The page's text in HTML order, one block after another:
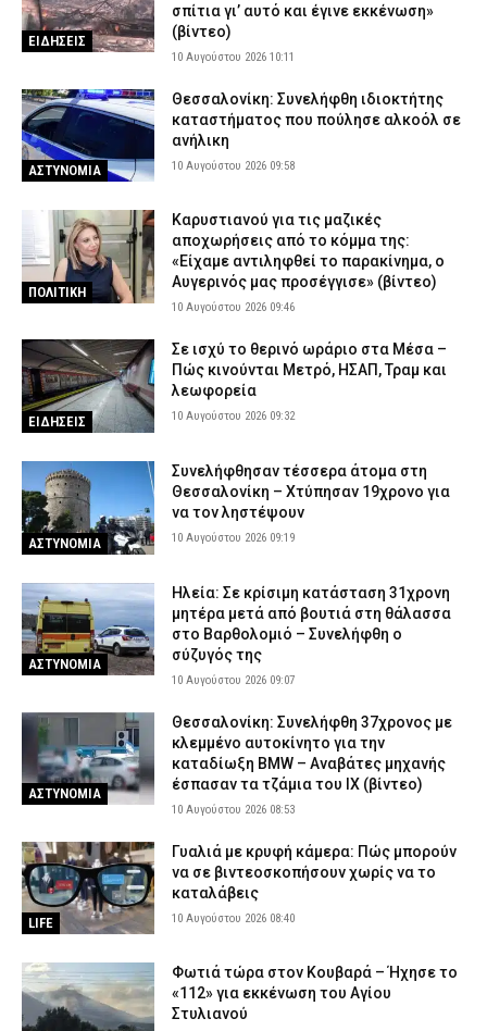
ΕΙΔΗΣΕΙΣ
σπίτια γι’ αυτό και έγινε εκκένωση»
(βίντεο)
10 Αυγούστου 2026 10:11
ΑΣΤΥΝΟΜΙΑ
Θεσσαλονίκη: Συνελήφθη ιδιοκτήτης
καταστήματος που πούλησε αλκοόλ σε
ανήλικη
10 Αυγούστου 2026 09:58
ΠΟΛΙΤΙΚΗ
Καρυστιανού για τις μαζικές
αποχωρήσεις από το κόμμα της:
«Είχαμε αντιληφθεί το παρακίνημα, ο
Αυγερινός μας προσέγγισε» (βίντεο)
10 Αυγούστου 2026 09:46
ΕΙΔΗΣΕΙΣ
Σε ισχύ το θερινό ωράριο στα Μέσα –
Πώς κινούνται Μετρό, ΗΣΑΠ, Τραμ και
λεωφορεία
10 Αυγούστου 2026 09:32
ΑΣΤΥΝΟΜΙΑ
Συνελήφθησαν τέσσερα άτομα στη
Θεσσαλονίκη – Χτύπησαν 19χρονο για
να τον ληστέψουν
10 Αυγούστου 2026 09:19
ΑΣΤΥΝΟΜΙΑ
Ηλεία: Σε κρίσιμη κατάσταση 31χρονη
μητέρα μετά από βουτιά στη θάλασσα
στο Βαρθολομιό – Συνελήφθη ο
σύζυγός της
10 Αυγούστου 2026 09:07
ΑΣΤΥΝΟΜΙΑ
Θεσσαλονίκη: Συνελήφθη 37χρονος με
κλεμμένο αυτοκίνητο για την
καταδίωξη BMW – Αναβάτες μηχανής
έσπασαν τα τζάμια του ΙΧ (βίντεο)
10 Αυγούστου 2026 08:53
LIFE
Γυαλιά με κρυφή κάμερα: Πώς μπορούν
να σε βιντεοσκοπήσουν χωρίς να το
καταλάβεις
10 Αυγούστου 2026 08:40
Φωτιά τώρα στον Κουβαρά – Ήχησε το
«112» για εκκένωση του Αγίου
Στυλιανού